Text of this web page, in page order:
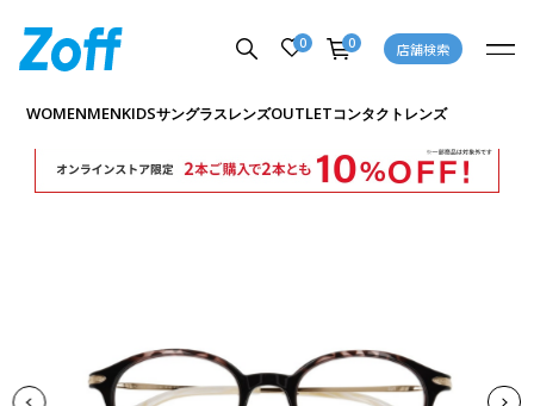
0 0 店舗検索
WOMENMENKIDSサングラスレンズOUTLETコンタクトレンズ
商品詳細ページへ